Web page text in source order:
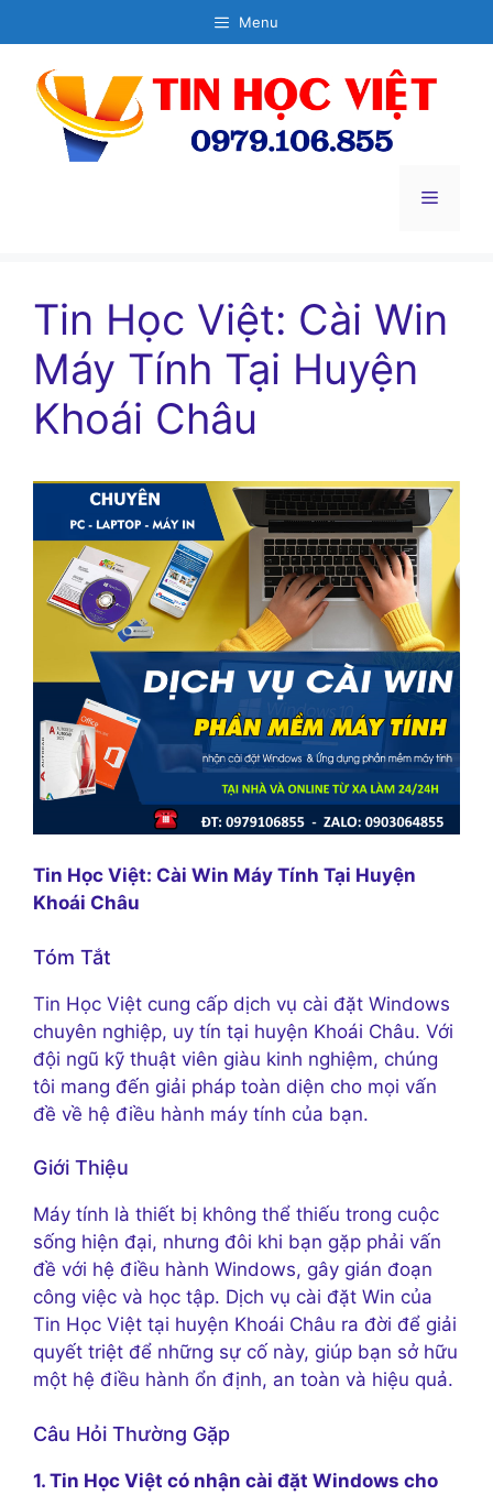
đến
dung
Menu
Menu
Tin Học Việt: Cài Win
Máy Tính Tại Huyện
Khoái Châu
Tin Học Việt: Cài Win Máy Tính Tại Huyện
Khoái Châu
Tóm Tắt
Tin Học Việt cung cấp dịch vụ cài đặt Windows
chuyên nghiệp, uy tín tại huyện Khoái Châu. Với
đội ngũ kỹ thuật viên giàu kinh nghiệm, chúng
tôi mang đến giải pháp toàn diện cho mọi vấn
đề về hệ điều hành máy tính của bạn.
Giới Thiệu
Máy tính là thiết bị không thể thiếu trong cuộc
sống hiện đại, nhưng đôi khi bạn gặp phải vấn
đề với hệ điều hành Windows, gây gián đoạn
công việc và học tập. Dịch vụ cài đặt Win của
Tin Học Việt tại huyện Khoái Châu ra đời để giải
quyết triệt để những sự cố này, giúp bạn sở hữu
một hệ điều hành ổn định, an toàn và hiệu quả.
Câu Hỏi Thường Gặp
1. Tin Học Việt có nhận cài đặt Windows cho